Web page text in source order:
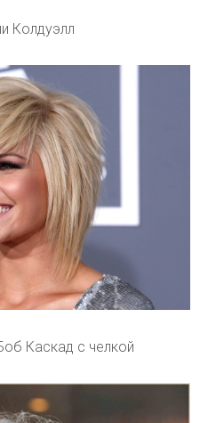
Колдуэлл
Каскад с челкой